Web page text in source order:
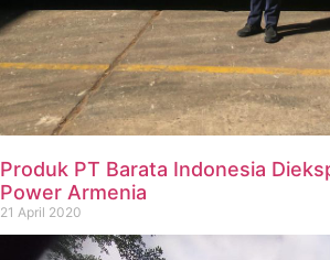
Produk PT Barata Indonesia
Power Armenia
21 April 2020